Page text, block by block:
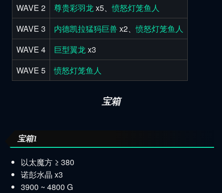
WAVE 2
尊贵彩羽龙x5、愤怒灯笼鱼人
WAVE 3
内德凯拉猛犸巨兽x2、愤怒灯笼鱼人
WAVE 4
巨型翼龙x3
WAVE 5
愤怒灯笼鱼人
宝箱
宝箱1
以太魔方 ≥ 380
诺彭水晶 x3
3900 ~ 4800 G